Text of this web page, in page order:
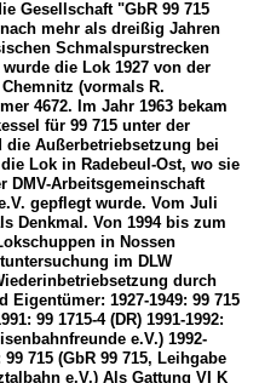
Gesellschaft "GbR 99 715
mehr als dreißig Jahren
Schmalspurstrecken
die Lok 1927 von der
(vormals R.
4672. Im Jahr 1963 bekam
für 99 715 unter der
die Außerbetriebsetzung bei
Lok in Radebeul-Ost, wo sie
DMV-Arbeitsgemeinschaft
gepflegt wurde. Vom Juli
Denkmal. Von 1994 bis zum
in Nossen
im DLW
durch
Eigentümer: 1927-1949: 99 715
99 1715-4 (DR) 1991-1992:
e.V.) 1992-
715 (GbR 99 715, Leihgabe
e.V.) Als Gattung VI K